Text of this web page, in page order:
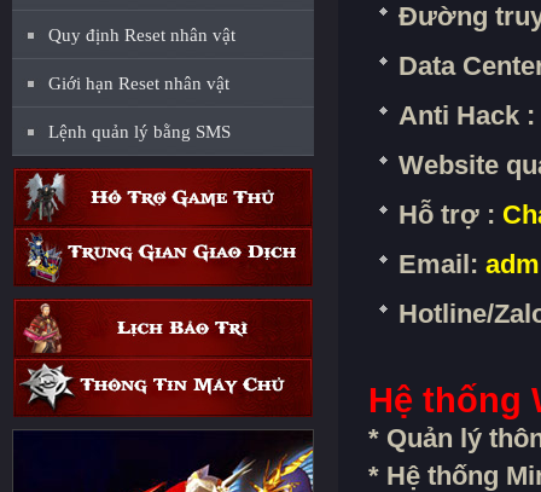
Quy định Reset nhân vật
Giới hạn Reset nhân vật
Lệnh quản lý bằng SMS
Đường
Data
Anti Hack :
Website
Hỗ trợ :
Email:
Hotline/
Hệ thống
* Quản lý
* Hệ thống